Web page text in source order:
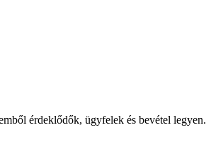
érdeklődők, ügyfelek és bevétel legyen.